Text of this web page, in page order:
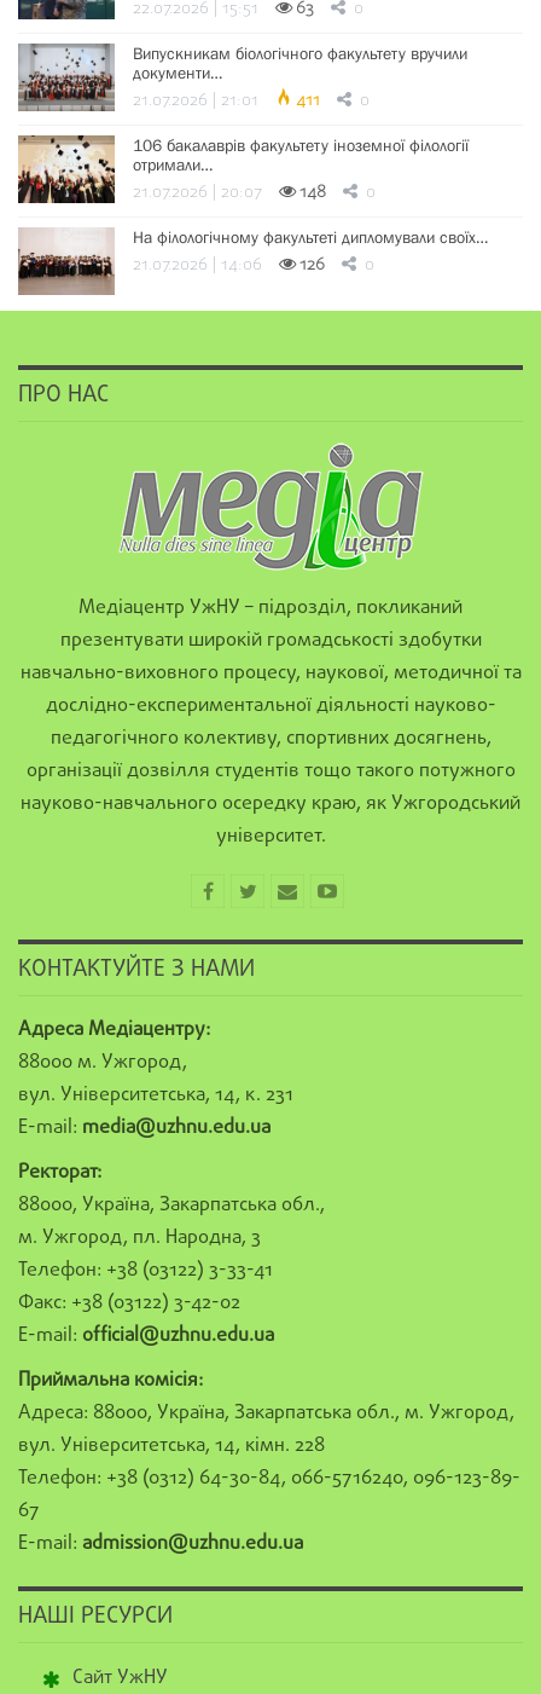
22.07.2026 | 15:51 63 0
Випускникам біологічного факультету вручили
документи…
21.07.2026 | 21:01 411 0
106 бакалаврів факультету іноземної філології
отримали…
21.07.2026 | 20:07 148 0
На філологічному факультеті дипломували своїх…
21.07.2026 | 14:06 126 0
ПРО НАС
Медіацентр УжНУ – підрозділ, покликаний
презентувати широкій громадськості здобутки
навчально-виховного процесу, наукової, методичної та
дослідно-експериментальної діяльності науково-
педагогічного колективу, спортивних досягнень,
організації дозвілля студентів тощо такого потужного
науково-навчального осередку краю, як Ужгородський
університет.
КОНТАКТУЙТЕ З НАМИ
Адреса Медіацентру:
88000 м. Ужгород,
вул. Університетська, 14, к. 231
E-mail: media@uzhnu.edu.ua
Ректорат:
88000, Україна, Закарпатська обл.,
м. Ужгород, пл. Народна, 3
Телефон: +38 (03122) 3-33-41
Факс: +38 (03122) 3-42-02
E-mail: official@uzhnu.edu.ua
Приймальна комісія:
Адреса: 88000, Україна, Закарпатська обл., м. Ужгород,
вул. Університетська, 14, кімн. 228
Телефон: +38 (0312) 64-30-84, 066-5716240, 096-123-89-
67
E-mail: admission@uzhnu.edu.ua
НАШІ РЕСУРСИ
Сайт УжНУ